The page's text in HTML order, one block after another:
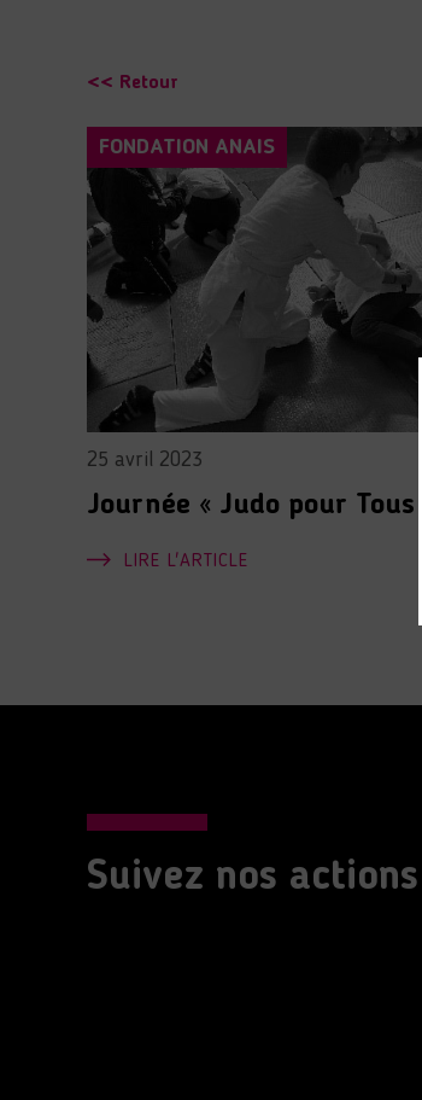
<< Retour
FONDATION ANAIS
25 avril 2023
Journée « Judo pour Tous »
LIRE L'ARTICLE
Suivez nos actions